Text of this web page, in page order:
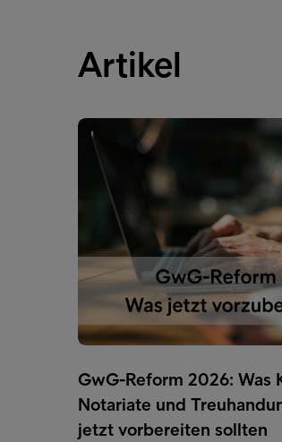
Artikel
GwG-Reform 2026: Was
Notariate und
jetzt vorbereiten sollten